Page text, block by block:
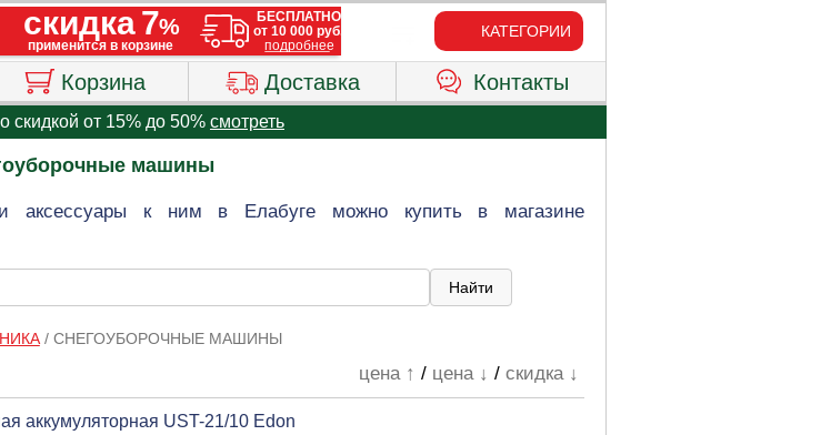
КАТЕГОРИИ
Корзина Доставка Контакты
скидкой от 15% до 50% смотреть
машины
и аксессуары к ним в Елабуге можно купить в магазине
/ СНЕГОУБОРОЧНЫЕ МАШИНЫ
цена ↑ / цена ↓ /скидка ↓
аккумуляторная UST-21/10 Edon